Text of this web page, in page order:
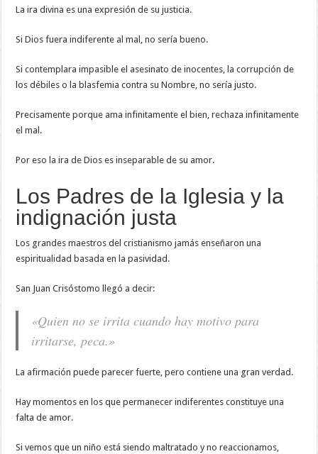
La ira divina es una expresión de su justicia.
Si Dios fuera indiferente al mal, no sería bueno.
Si contemplara impasible el asesinato de inocentes, la corrupción de
los débiles o la blasfemia contra su Nombre, no sería justo.
Precisamente porque ama infinitamente el bien, rechaza infinitamente
el mal.
Por eso la ira de Dios es inseparable de su amor.
Los Padres de la Iglesia y la
indignación justa
Los grandes maestros del cristianismo jamás enseñaron una
espiritualidad basada en la pasividad.
San Juan Crisóstomo llegó a decir:
«Quien no se irrita cuando hay motivo para
irritarse, peca.»
La afirmación puede parecer fuerte, pero contiene una gran verdad.
Hay momentos en los que permanecer indiferentes constituye una
falta de amor.
Si vemos que un niño está siendo maltratado y no reaccionamos,